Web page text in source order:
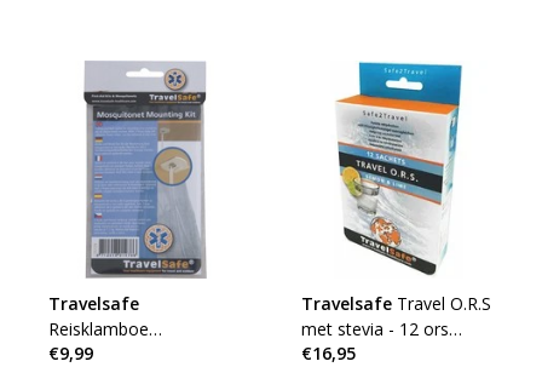
Travelsafe
Reisklamboe
ophangsysteem
€9,99
Travelsafe Travel O.R.S
met stevia - 12 ors
zakjes
€16,95